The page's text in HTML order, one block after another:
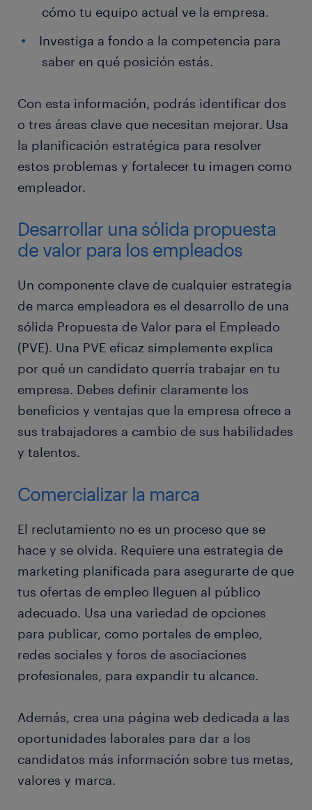
cómo tu equipo actual ve la empresa.
Investiga a fondo a la competencia para
saber en qué posición estás.
Con esta información, podrás identificar dos
o tres áreas clave que necesitan mejorar. Usa
la planificación estratégica para resolver
estos problemas y fortalecer tu imagen como
empleador.
Desarrollar una sólida propuesta
de valor para los empleados
Un componente clave de cualquier estrategia
de marca empleadora es el desarrollo de una
sólida Propuesta de Valor para el Empleado
(PVE). Una PVE eficaz simplemente explica
por qué un candidato querría trabajar en tu
empresa. Debes definir claramente los
beneficios y ventajas que la empresa ofrece a
sus trabajadores a cambio de sus habilidades
y talentos.
Comercializar la marca
El reclutamiento no es un proceso que se
hace y se olvida. Requiere una estrategia de
marketing planificada para asegurarte de que
tus ofertas de empleo lleguen al público
adecuado. Usa una variedad de opciones
para publicar, como portales de empleo,
redes sociales y foros de asociaciones
profesionales, para expandir tu alcance.
Además, crea una página web dedicada a las
oportunidades laborales para dar a los
candidatos más información sobre tus metas,
valores y marca.